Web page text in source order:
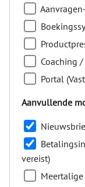
Coaching
Portal
Aanvullende
vereist)